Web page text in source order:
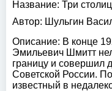
Название: Три
Автор: Шульгин
Описание: В конце
Эмильевич Шмитт
границу и совершил
Советской России.
известный в